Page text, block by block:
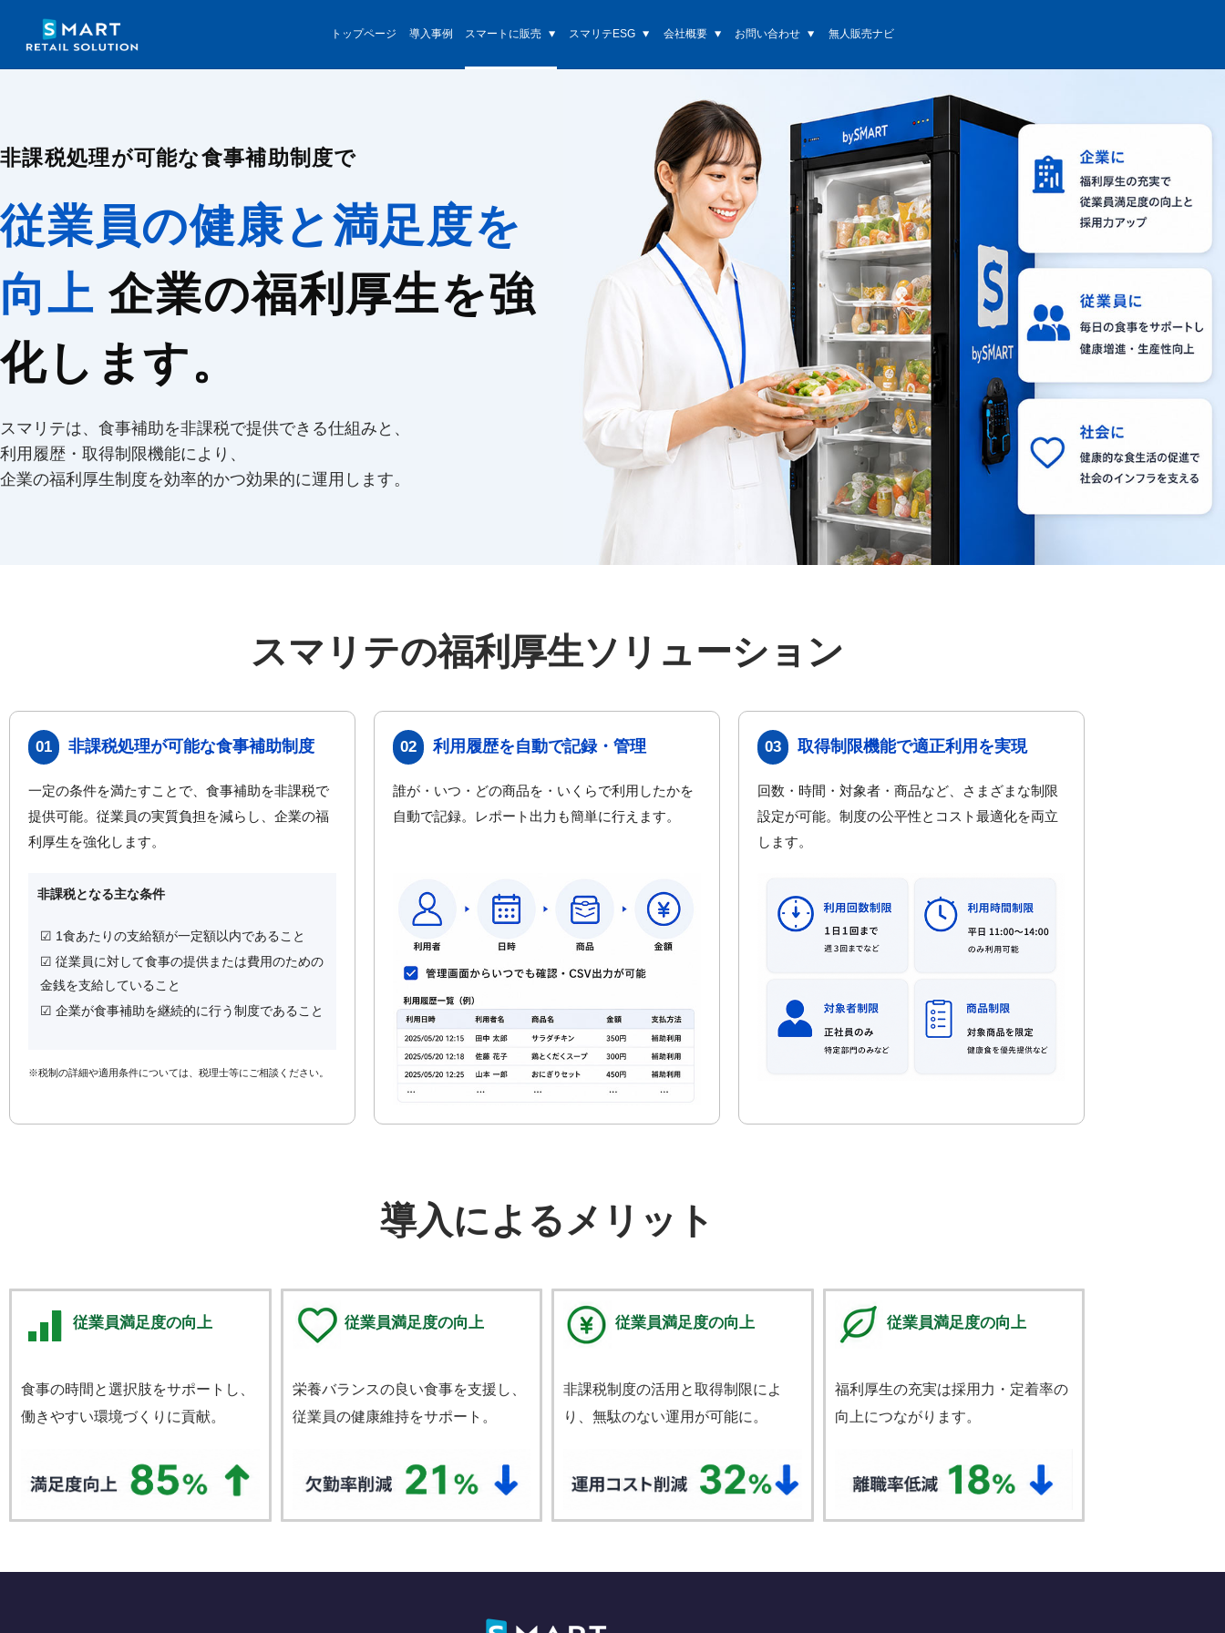
トップページ 導入事例 スマートに販売 スマリテESG 会社概要 お問い合わせ 無人販売ナビ
非課税処理が可能な食事補助制度で
従業員の健康と満足度を
向上 企業の福利厚生を強
化します。
スマリテは、食事補助を非課税で提供できる仕組みと、
利用履歴・取得制限機能により、
企業の福利厚生制度を効率的かつ効果的に運用します。
スマリテの福利厚生ソリューション
01 非課税処理が可能な食事補助制度
一定の条件を満たすことで、食事補助を非課税で
提供可能。従業員の実質負担を減らし、企業の福
利厚生を強化します。
非課税となる主な条件
☑ 1食あたりの支給額が一定額以内であること
☑ 従業員に対して食事の提供または費用のための
金銭を支給していること
☑ 企業が食事補助を継続的に行う制度であること
※税制の詳細や適用条件については、税理士等にご相談ください。
02 利用履歴を自動で記録・管理
誰が・いつ・どの商品を・いくらで利用したかを
自動で記録。レポート出力も簡単に行えます。
03 取得制限機能で適正利用を実現
回数・時間・対象者・商品など、さまざまな制限
設定が可能。制度の公平性とコスト最適化を両立
します。
導入によるメリット
従業員満足度の向上
食事の時間と選択肢をサポートし、
働きやすい環境づくりに貢献。
従業員満足度の向上
栄養バランスの良い食事を支援し、
従業員の健康維持をサポート。
従業員満足度の向上
非課税制度の活用と取得制限によ
り、無駄のない運用が可能に。
従業員満足度の向上
福利厚生の充実は採用力・定着率の
向上につながります。